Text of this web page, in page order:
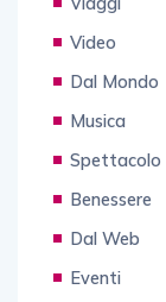
Video
Dal Mondo
Musica
Spettacolo
Benessere
Dal Web
Eventi